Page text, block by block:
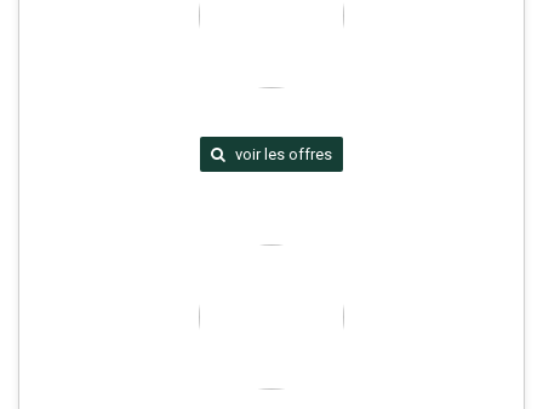
voir les offres